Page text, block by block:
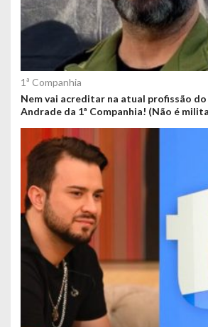
1ª Companhia
Nem vai acreditar na atual profissão
Andrade da 1ª Companhia! (Não é